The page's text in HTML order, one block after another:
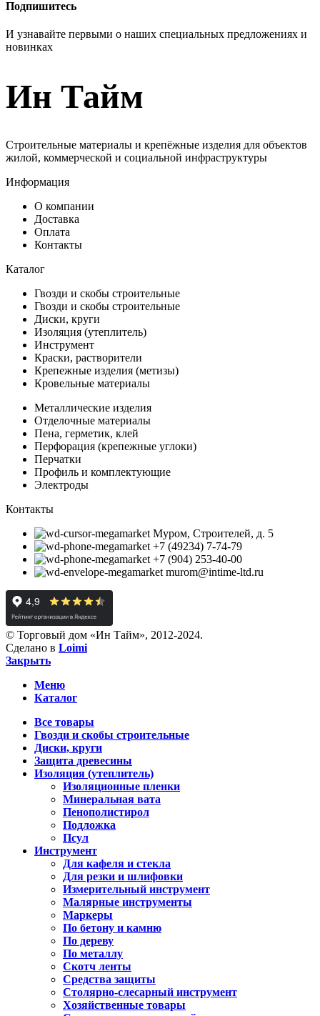
Подпишитесь
И узнавайте первыми о наших специальных предложениях и
новинках
Ин Тайм
Строительные материалы и крепёжные изделия для объектов
жилой, коммерческой и социальной инфраструктуры
Информация
О компании
Доставка
Оплата
Контакты
Каталог
Гвозди и скобы строительные
Гвозди и скобы строительные
Диски, круги
Изоляция (утеплитель)
Инструмент
Краски, растворители
Крепежные изделия (метизы)
Кровельные материалы
Металлические изделия
Отделочные материалы
Пена, герметик, клей
Перфорация (крепежные углоки)
Перчатки
Профиль и комплектующие
Электроды
Контакты
Муром, Строителей, д. 5
+7 (49234) 7-74-79
+7 (904) 253-40-00
murom@intime-ltd.ru
© Торговый дом «Ин Тайм», 2012-2024.
Сделано в Loimi
Закрыть
Меню
Каталог
Все товары
Гвозди и скобы строительные
Диски, круги
Защита древесины
Изоляция (утеплитель)
Изоляционные пленки
Минеральная вата
Пенополистирол
Подложка
Псул
Инструмент
Для кафеля и стекла
Для резки и шлифовки
Измерительный инструмент
Малярные инструменты
Маркеры
По бетону и камню
По дереву
По металлу
Скотч ленты
Средства защиты
Столярно-слесарный инструмент
Хозяйственные товары